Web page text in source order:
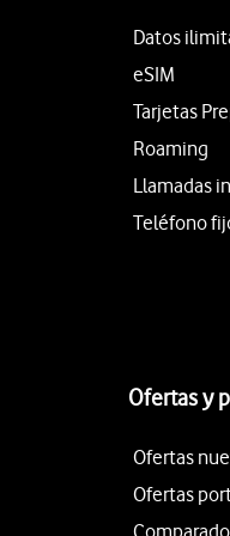
Datos
eSIM
Tarjetas
Roaming
Llamadas
Teléfono
Ofertas y
Ofertas
Ofertas